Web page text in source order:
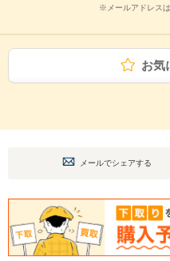
※メールアドレス
お気
メールでシェアする